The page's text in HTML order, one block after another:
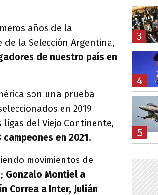
años de la
la Selección Argentina,
de nuestro país en
son una prueba
en 2019
del Viejo Continente,
en 2021.
movimientos de
Gonzalo Montiel a
Correa a Inter, Julián
3
4
5